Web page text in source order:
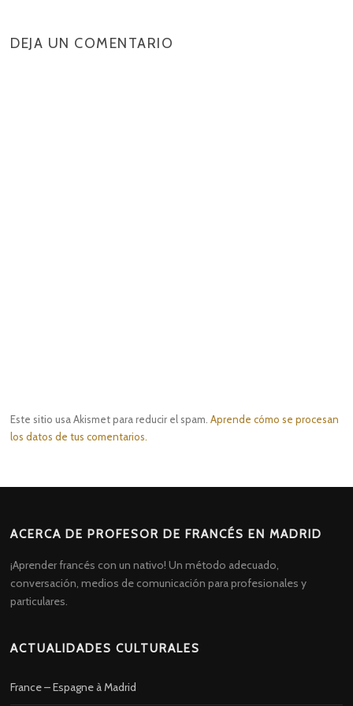
DEJA UN COMENTARIO
Este sitio usa Akismet para reducir el spam.Aprende cómo se procesan
los datos de tus comentarios.
ACERCA DE PROFESOR DE FRANCÉS EN MADRID
¡Aprender francés con un nativo! Un método adecuado,
conversación, medios de comunicación para profesionales y
particulares.
ACTUALIDADES CULTURALES
France – Espagne à Madrid